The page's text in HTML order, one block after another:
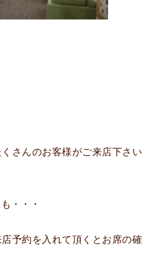
さんのお客様がご来店下さい
・・・
予約を入れて頂くとお席の確